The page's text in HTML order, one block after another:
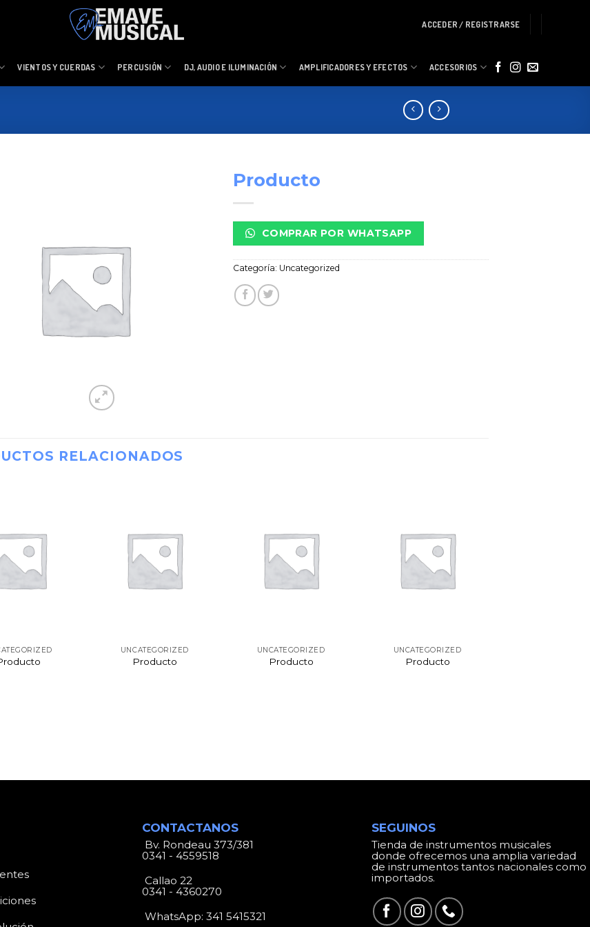
ACCEDER / REGISTRARSE
VIENTOS Y CUERDAS PERCUSIÓN DJ, AUDIO E ILUMINACIÓN AMPLIFICADORES Y EFECTOS ACCESORIOS
Producto
COMPRAR POR WHATSAPP
Categoría: Uncategorized
RELACIONADOS
UNCATEGORIZED
Producto
UNCATEGORIZED
Producto
UNCATEGORIZED
Producto
CONTACTANOS
Bv. Rondeau 373/381
0341 - 4559518
Callao 22
0341 - 4360270
WhatsApp:341 5415321
SEGUINOS
Tienda de instrumentos musicales
donde ofrecemos una amplia variedad
de instrumentos tantos nacionales como
importados.